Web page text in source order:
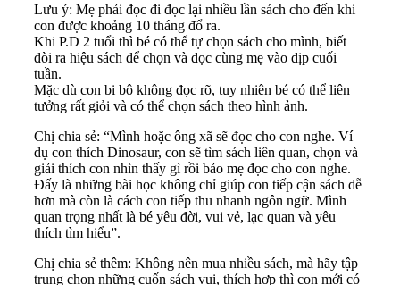
Lưu ý: Mẹ phải đọc đi đọc lại nhiều lần sách cho đến khi
con được khoảng 10 tháng đổ ra.
Khi P.D 2 tuổi thì bé có thể tự chọn sách cho mình, biết
đòi ra hiệu sách để chọn và đọc cùng mẹ vào dịp cuối
tuần.
Mặc dù con bi bô không đọc rõ, tuy nhiên bé có thể liên
tưởng rất giỏi và có thể chọn sách theo hình ảnh.
Chị chia sẻ: “Mình hoặc ông xã sẽ đọc cho con nghe. Ví
dụ con thích Dinosaur, con sẽ tìm sách liên quan, chọn và
giải thích con nhìn thấy gì rồi bảo mẹ đọc cho con nghe.
Đấy là những bài học không chỉ giúp con tiếp cận sách dễ
hơn mà còn là cách con tiếp thu nhanh ngôn ngữ. Mình
quan trọng nhất là bé yêu đời, vui vẻ, lạc quan và yêu
thích tìm hiểu”.
Chị chia sẻ thêm: Không nên mua nhiều sách, mà hãy tập
trung chọn những cuốn sách vui, thích hợp thì con mới có